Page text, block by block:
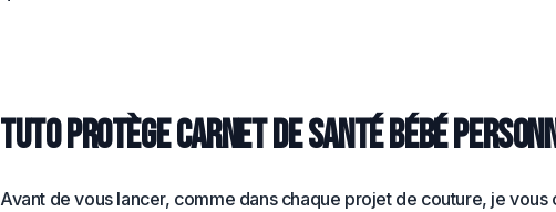
Tuto protège carnet de santé bébé
Avant de vous lancer, comme dans chaque projet de couture, je vous